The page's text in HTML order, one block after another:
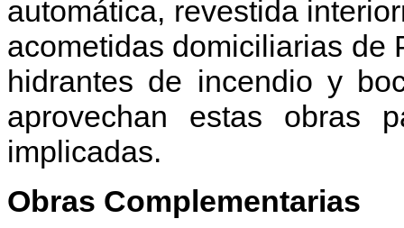
automática, revestida
acometidas domiciliarias de
hidrantes de incendio y
aprovechan estas obras
implicadas.
Obras Complementarias